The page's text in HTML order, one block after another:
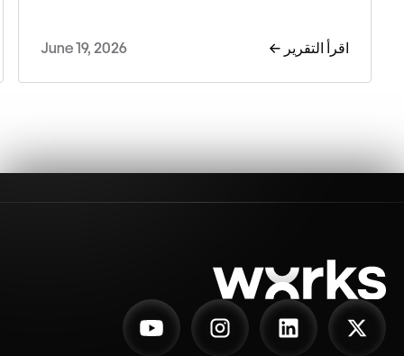
اقرأ التقرير ← June 19, 2026